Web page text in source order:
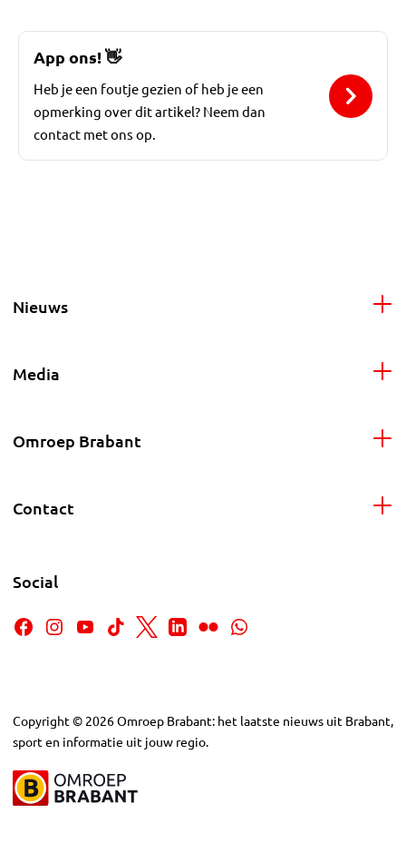
App ons!👋
Heb je een foutje gezien of heb je een
opmerking over dit artikel? Neem dan
contact met ons op.
Nieuws
Media
Omroep Brabant
Contact
Social
Copyright © 2026Omroep Brabant: het laatste nieuws uit Brabant,
sport en informatie uit jouw regio.